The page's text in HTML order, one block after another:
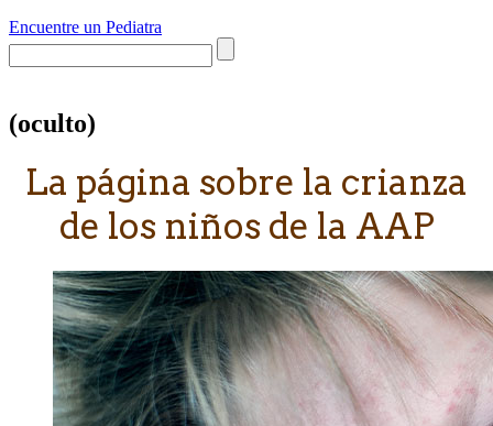
Encuentre un Pediatra
‭(oculto)‬
​La página sobre la crianza
de los niños de la AAP